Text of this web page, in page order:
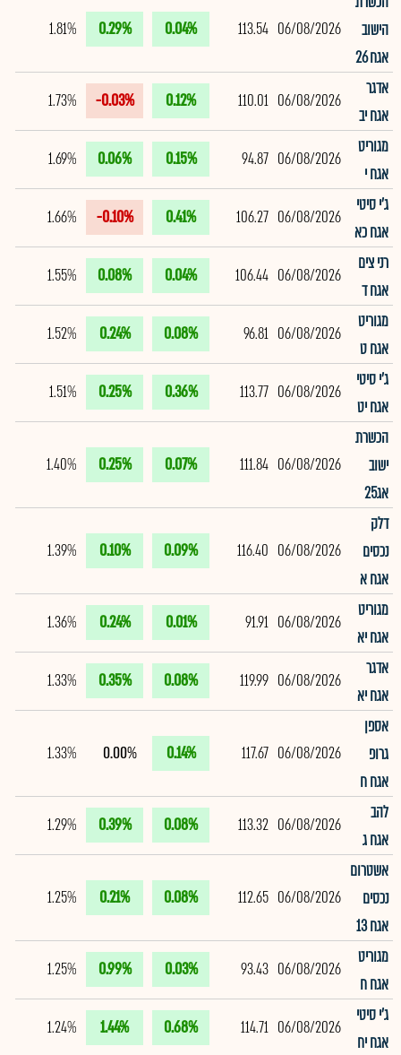
הישוב
אגח 26
06/08/2026
113.54
0.04%
0.29%
1.81%
אדגר
אגח יב
06/08/2026
110.01
0.12%
-0.03%
1.73%
מגוריט
אגח י
06/08/2026
94.87
0.15%
0.06%
1.69%
ג'י סיטי
אגח כא
06/08/2026
106.27
0.41%
-0.10%
1.66%
רני צים
אגח ד
06/08/2026
106.44
0.04%
0.08%
1.55%
מגוריט
אגח ט
06/08/2026
96.81
0.08%
0.24%
1.52%
ג'י סיטי
אגח יט
06/08/2026
113.77
0.36%
0.25%
1.51%
הכשרת
ישוב
אג25
06/08/2026
111.84
0.07%
0.25%
1.40%
דלק
נכסים
אגח א
06/08/2026
116.40
0.09%
0.10%
1.39%
מגוריט
אגח יא
06/08/2026
91.91
0.01%
0.24%
1.36%
אדגר
אגח יא
06/08/2026
119.99
0.08%
0.35%
1.33%
אספן
גרופ
אגח ח
06/08/2026
117.67
0.14%
0.00%
1.33%
להב
אגח ג
06/08/2026
113.32
0.08%
0.39%
1.29%
אשטרום
נכסים
אגח 13
06/08/2026
112.65
0.08%
0.21%
1.25%
מגוריט
אגח ח
06/08/2026
93.43
0.03%
0.99%
1.25%
ג'י סיטי
אגח יח
06/08/2026
114.71
0.68%
1.44%
1.24%